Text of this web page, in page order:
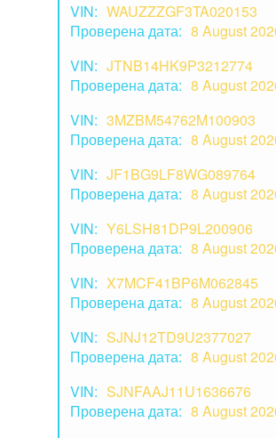
VIN: WAUZZZGF3TA020153
Проверена дата: 8 August
VIN: JTNB14HK9P3212774
Проверена дата: 8 August
VIN: 3MZBM54762M100903
Проверена дата: 8 August
VIN: JF1BG9LF8WG089764
Проверена дата: 8 August
VIN: Y6LSH81DP9L200906
Проверена дата: 8 August
VIN: X7MCF41BP6M062845
Проверена дата: 8 August
VIN: SJNJ12TD9U2377027
Проверена дата: 8 August
VIN: SJNFAAJ11U1636676
Проверена дата: 8 August